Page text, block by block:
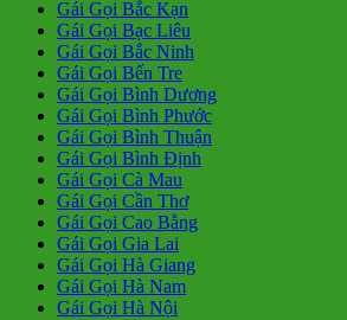
Gái Gọi Bắc Kạn
Gái Gọi Bạc Liêu
Gái Gọi Bắc Ninh
Gái Gọi Bến Tre
Gái Gọi Bình Dương
Gái Gọi Bình Phước
Gái Gọi Bình Thuận
Gái Gọi Bình Định
Gái Gọi Cà Mau
Gái Gọi Cần Thơ
Gái Gọi Cao Bằng
Gái Gọi Gia Lai
Gái Gọi Hà Giang
Gái Gọi Hà Nam
Gái Gọi Hà Nội